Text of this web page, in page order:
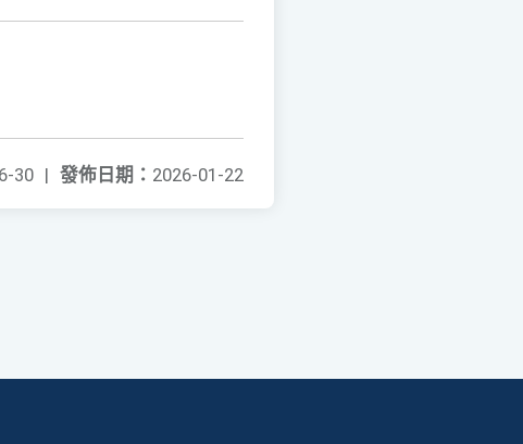
發佈日期： 2026-01-22
30 |